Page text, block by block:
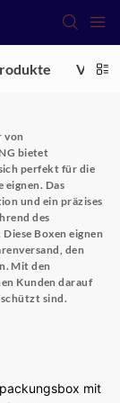
von
bietet
perfekt für die
eignen. Das
und ein präzises
des
Boxen eignen
den
Mit den
Kunden darauf
sind.